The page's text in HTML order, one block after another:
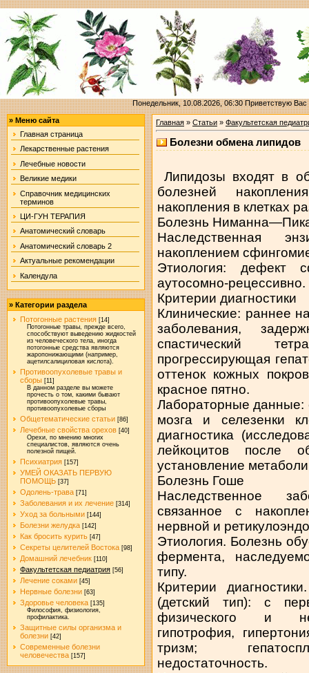
Понедельник, 10.08.2026, 06:30Приветствую Вас
» Меню сайта
Главная страница
Лекарственные растения
Лечебные новости
Великие медики
Справочник медицинских
терминов
ЦИ-ГУН ТЕРАПИЯ
Анатомический словарь
Анатомический словарь 2
Актуальные рекомендации
Календула
» Категории раздела
Потогонные растения [14]
Потогонные травы, прежде всего,
способствуют выведению жидкостей
из человеческого тела, иногда
потогонные средства являются
жаропонижающими (например,
ацетилсалициловая кислота).
Противоопухолевые травы и
сборы [11]
В данном разделе вы можете
прочесть о том, какими бывают
противоопухолевые травы,
противоопухолевые сборы
Общетематические статьи [86]
Лечебные свойства орехов [40]
Орехи, по мнению многих
специалистов, являются очень
полезной пищей.
Психиатрия [157]
УМЕЙ ОКАЗАТЬ ПЕРВУЮ
ПОМОЩЬ [37]
Одолень-трава [71]
Заболевания и их лечение [314]
Уход за больными [144]
Болезни желудка [142]
Как бросить курить [47]
Секреты целителей Востока [98]
Домашний лечебник [110]
Факультетская педиатрия [56]
Лечение соками [45]
Нервные болезни [63]
Здоровье человека [135]
Философия, физиология,
профилактика.
Защитные силы организма и
болезни [42]
Современные болезни
человечества [157]
Главная» Статьи» Факультетская
Болезни обмена липидов
Липидозы входят в
болезней
накопления в клетках
Болезнь
Наследственная
накоплением
Этиология: дефект
аутосомно-рецессивно.
Критерии диагностики
Клинические: раннее
заболевания,
спастический
прогрессирующая
оттенок кожных
красное пятно.
Лабораторные данные:
мозга и селезенки
диагностика
лейкоцитов после
установление
Болезнь Гоше
Наследственное
связанное с
нервной и
Этиология. Болезнь
фермента,
типу.
Критерии
(детский тип): с
физического и
гипотрофия,
тризм;
недостаточность.